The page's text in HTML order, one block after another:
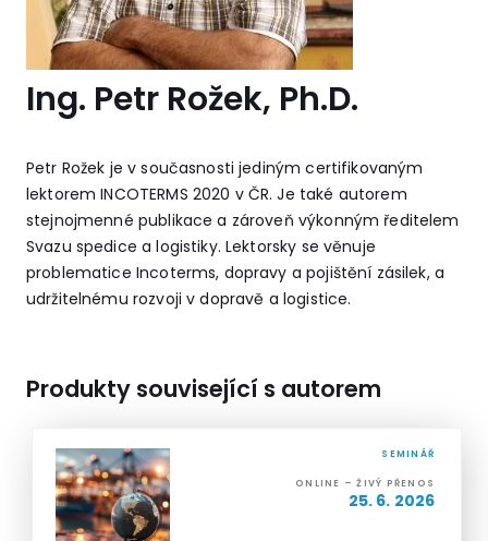
Ing. Petr Rožek, Ph.D.
Petr Rožek je v současnosti jediným certifikovaným
lektorem INCOTERMS 2020 v ČR. Je také autorem
stejnojmenné publikace a zároveň výkonným ředitelem
Svazu spedice a logistiky. Lektorsky se věnuje
problematice Incoterms, dopravy a pojištění zásilek, a
udržitelnému rozvoji v dopravě a logistice.
Produkty související s autorem
SEMINÁŘ
ONLINE – ŽIVÝ PŘENOS
25. 6. 2026